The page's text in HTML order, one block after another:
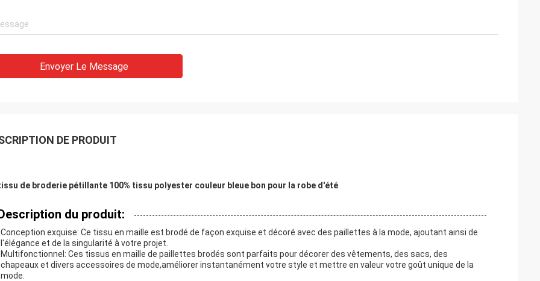
Envoyer Le Message
DE PRODUIT
de broderie pétillante 100% tissu polyester couleur bleue bon pour la robe d'été
du produit:
Conception exquise: Ce tissu en maille est brodé de façon exquise et décoré avec des paillettes à la mode, ajoutant ainsi de
l'élégance et de la singularité à votre projet.
Multifonctionnel: Ces tissus en maille de paillettes brodés sont parfaits pour décorer des vêtements, des sacs, des
chapeaux et divers accessoires de mode,améliorer instantanément votre style et mettre en valeur votre goût unique de la
mode.